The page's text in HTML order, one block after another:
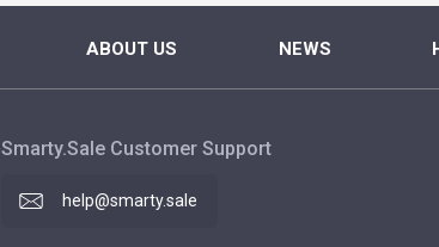
ABOUT US NEWS
Smarty.Sale Customer Support
help@smarty.sale